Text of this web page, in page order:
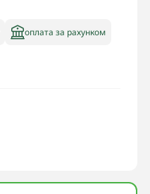
оплата за рахунком